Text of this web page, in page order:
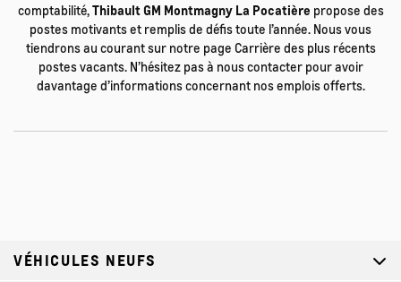
comptabilité,Thibault GM Montmagny La Pocatière propose des
postes motivants et remplis de défis toute l’année. Nous vous
tiendrons au courant sur notre page Carrière des plus récents
postes vacants. N’hésitez pas à nous contacter pour avoir
davantage d’informations concernant nos emplois offerts.
VÉHICULES NEUFS